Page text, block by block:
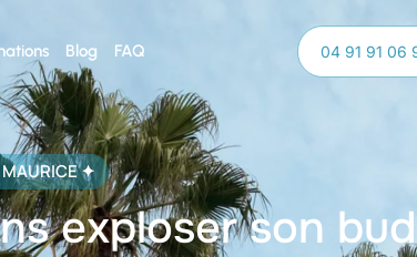
Blog FAQ 04 91 91 06
MAURICE✦
exploser son